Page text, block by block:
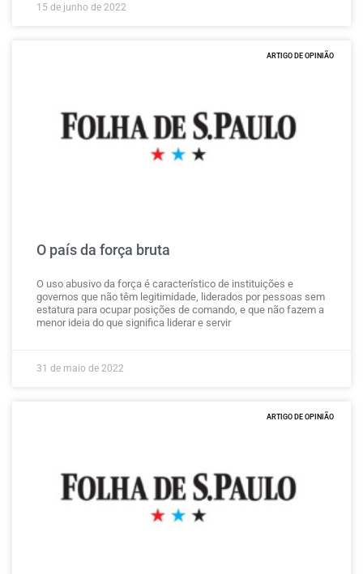
15 de junho de 2022
ARTIGO DE OPINIÃO
O país da força bruta
O uso abusivo da força é característico de instituições e
governos que não têm legitimidade, liderados por pessoas sem
estatura para ocupar posições de comando, e que não fazem a
menor ideia do que significa liderar e servir
31 de maio de 2022
ARTIGO DE OPINIÃO